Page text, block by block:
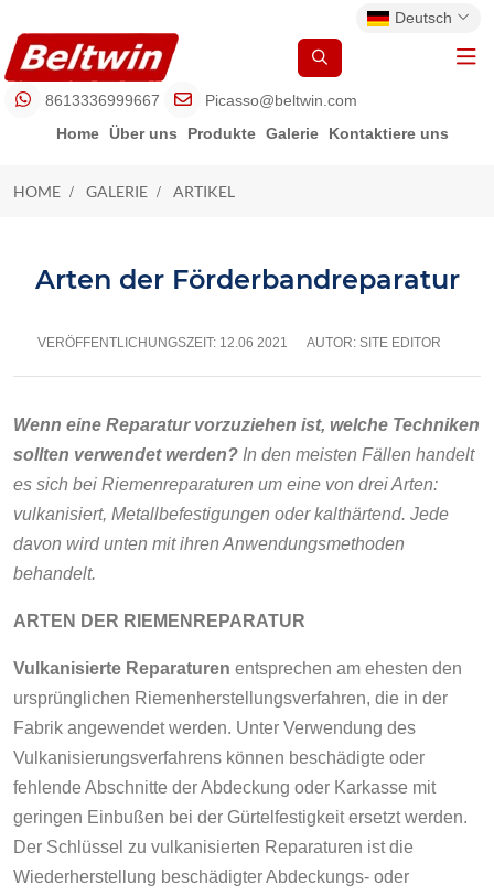
Deutsch
8613336999667
Picasso@beltwin.com
Home Über uns Produkte Galerie Kontaktiere uns
ARTIKEL
HOME GALERIE ARTIKEL
Arten der Förderbandreparatur
VERÖFFENTLICHUNGSZEIT: 12.06 2021 AUTOR: SITE EDITOR
Wenn eine Reparatur vorzuziehen ist, welche Techniken
sollten verwendet werden? In den meisten Fällen handelt
es sich bei Riemenreparaturen um eine von drei Arten:
vulkanisiert, Metallbefestigungen oder kalthärtend. Jede
davon wird unten mit ihren Anwendungsmethoden
behandelt.
ARTEN DER RIEMENREPARATUR
Vulkanisierte Reparaturen entsprechen am ehesten den
ursprünglichen Riemenherstellungsverfahren, die in der
Fabrik angewendet werden. Unter Verwendung des
Vulkanisierungsverfahrens können beschädigte oder
fehlende Abschnitte der Abdeckung oder Karkasse mit
geringen Einbußen bei der Gürtelfestigkeit ersetzt werden.
Der Schlüssel zu vulkanisierten Reparaturen ist die
Wiederherstellung beschädigter Abdeckungs- oder